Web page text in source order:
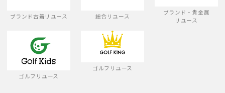
ブランド古着リユース 総合リユース
ブランド・貴金属
リユース
ゴルフリユース
ゴルフリユース